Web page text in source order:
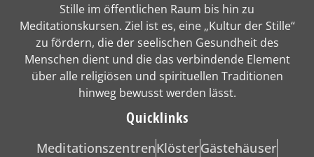
Stille im öffentlichen Raum bis hin zu
Meditationskursen. Ziel ist es, eine „Kultur der Stille“
zu fördern, die der seelischen Gesundheit des
Menschen dient und die das verbindende Element
über alle religiösen und spirituellen Traditionen
hinweg bewusst werden lässt.
Quicklinks
MeditationszentrenKlösterGästehäuser